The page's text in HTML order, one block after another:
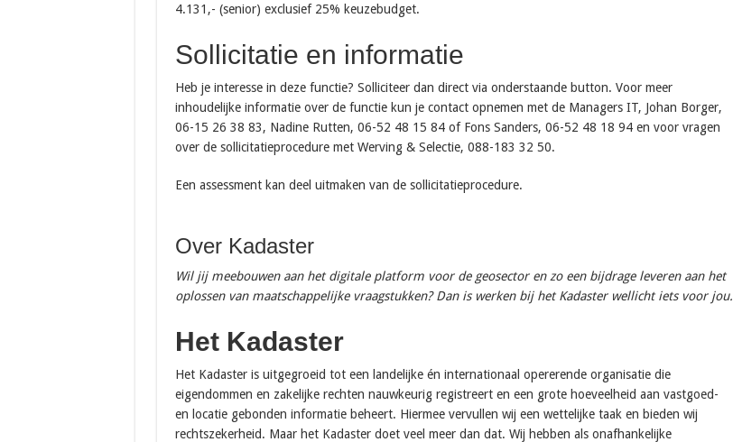
4.131,- (senior) exclusief 25% keuzebudget.
Sollicitatie en informatie
Heb je interesse in deze functie? Solliciteer dan direct via onderstaande button. Voor meer
inhoudelijke informatie over de functie kun je contact opnemen met de Managers IT, Johan Borger,
06-15 26 38 83, Nadine Rutten, 06-52 48 15 84 of Fons Sanders, 06-52 48 18 94 en voor vragen
over de sollicitatieprocedure met Werving & Selectie, 088-183 32 50.
Een assessment kan deel uitmaken van de sollicitatieprocedure.
Over Kadaster
Wil jij meebouwen aan het digitale platform voor de geosector en zo een bijdrage leveren aan het
oplossen van maatschappelijke vraagstukken? Dan is werken bij het Kadaster wellicht iets voor jou.
Het Kadaster
Het Kadaster is uitgegroeid tot een landelijke én internationaal opererende organisatie die
eigendommen en zakelijke rechten nauwkeurig registreert en een grote hoeveelheid aan vastgoed-
en locatie gebonden informatie beheert. Hiermee vervullen wij een wettelijke taak en bieden wij
rechtszekerheid. Maar het Kadaster doet veel meer dan dat. Wij hebben als onafhankelijke